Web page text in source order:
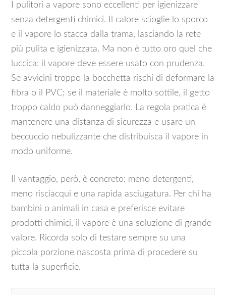
I pulitori a vapore sono eccellenti per igienizzare
senza detergenti chimici. Il calore scioglie lo sporco
e il vapore lo stacca dalla trama, lasciando la rete
più pulita e igienizzata. Ma non è tutto oro quel che
luccica: il vapore deve essere usato con prudenza.
Se avvicini troppo la bocchetta rischi di deformare la
fibra o il PVC; se il materiale è molto sottile, il getto
troppo caldo può danneggiarlo. La regola pratica è
mantenere una distanza di sicurezza e usare un
beccuccio nebulizzante che distribuisca il vapore in
modo uniforme.
Il vantaggio, però, è concreto: meno detergenti,
meno risciacqui e una rapida asciugatura. Per chi ha
bambini o animali in casa e preferisce evitare
prodotti chimici, il vapore è una soluzione di grande
valore. Ricorda solo di testare sempre su una
piccola porzione nascosta prima di procedere su
tutta la superficie.